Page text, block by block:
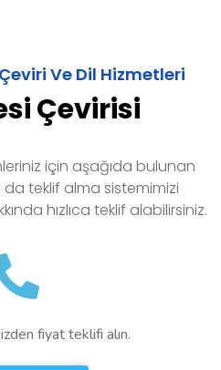
Ve Dil Hizmetleri
Çevirisi
için aşağıda bulunan
teklif alma sistemimizi
hızlıca teklif alabilirsiniz.
fiyat teklifi alın.